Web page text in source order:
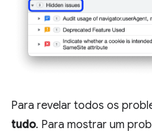
Para revelar todos os
tudo. Para mostrar um